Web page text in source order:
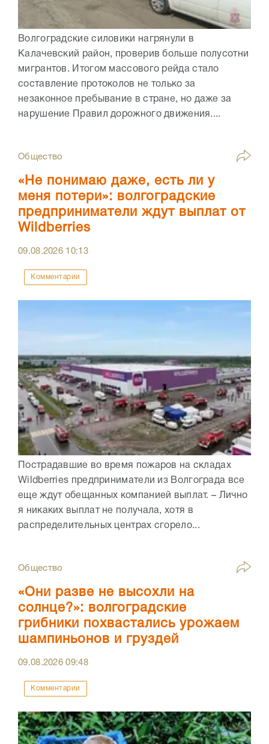
Волгоградские силовики нагрянули в
Калачевский район, проверив больше полусотни
мигрантов. Итогом массового рейда стало
составление протоколов не только за
незаконное пребывание в стране, но даже за
нарушение Правил дорожного движения....
Общество
«Не понимаю даже, есть ли у
меня потери»: волгоградские
предприниматели ждут выплат от
Wildberries
09.08.2026 10:13
Комментарии
Пострадавшие во время пожаров на складах
Wildberries предприниматели из Волгограда все
еще ждут обещанных компанией выплат. – Лично
я никаких выплат не получала, хотя в
распределительных центрах сгорело...
Общество
«Они разве не высохли на
солнце?»: волгоградские
грибники похвастались урожаем
шампиньонов и груздей
09.08.202609:48
Комментарии